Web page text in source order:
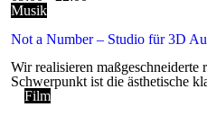
Musik
Not a Number – Studio für 3D
Wir realisieren
Schwerpunkt ist die ästhetische
Film